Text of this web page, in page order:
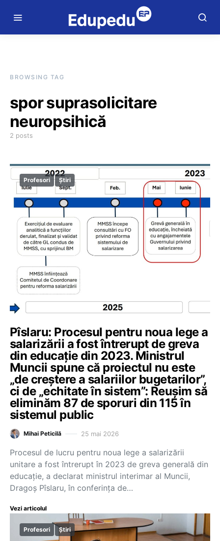
BROWSING TAG
spor suprasolicitare
neuropsihică
2 posts
Profesori Știri
Pîslaru: Procesul pentru noua lege a
salarizării a fost întrerupt de greva
din educație din 2023. Ministrul
Muncii spune că proiectul nu este
„de creștere a salariilor bugetarilor”,
ci de „echitate în sistem”: Reușim să
eliminăm 87 de sporuri din 115 în
sistemul public
Mihai Peticilă 25 mai 2026
Procesul de lucru pentru noua lege a salarizării
unitare a fost întrerupt în 2023 de greva generală din
educație, a declarat ministrul interimar al Muncii,
Dragoș Pîslaru, în conferința de…
Vezi articolul
Profesori Știri